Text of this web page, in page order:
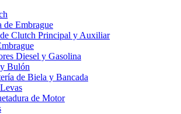
de Embrague
Clutch Principal y Auxiliar
Diesel y Gasolina
Bulón
de Biela y Bancada
de Motor